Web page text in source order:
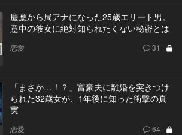
慶應から局アナになった25歳エリート男。
意中の彼女に絶対知られたくない秘密とは
恋愛 31
「まさか…！？」富豪夫に離婚を突きつけ
られた32歳女が、1年後に知った衝撃の真
実
恋愛 64